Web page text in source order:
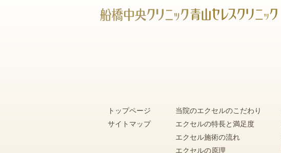
トップページ
サイトマップ
当院のエクセルのこだわり
エクセルの特長と満足度
エクセル施術の流れ
エクセルの原理